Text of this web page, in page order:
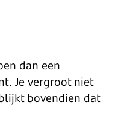
dan een
Je vergroot niet
bovendien dat